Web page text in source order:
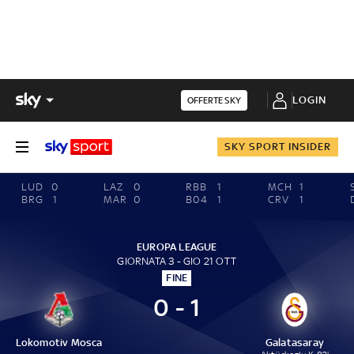
OFFERTE SKY LOGIN
SKY SPORT INSIDER
LUD
0
BRG
1
LAZ
0
MAR
0
RBB
1
B04
1
MCH
1
CRV
1
EUROPA LEAGUE
GIORNATA 3 - GIO 21 OTT
FINE
Lokomotiv Mosca
0 - 1
Galatasaray